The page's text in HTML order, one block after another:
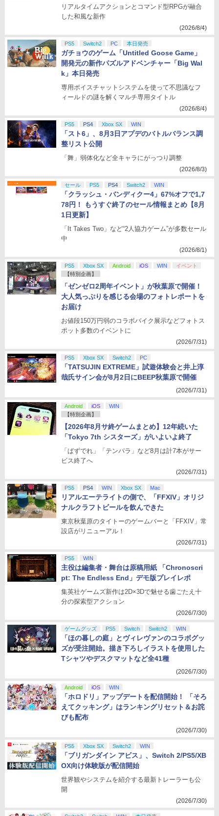
リアルタイムアクションとコマンド型RPGが融合
した和風な新作
(2026/8/4)
PS5 Switch2 PC 本日発売
ガチョウのゲーム「Untitled Goose Game」
開発元の新作パズルアドベンチャー「Big Wal
k」本日発売
専用ボイスチャットシステムを使って不思議なフ
ィールドの謎を解くマルチ専用タイトル
(2026/8/4)
PS5 PS4 Xbox SX WIN
「スト6」、8月3日アプデのバトルバランス調
整リスト公開
「舞」弱体化など全キャラにがっつり調整
(2026/8/3)
セール PS5 PS4 Switch2 WIN
「クラッシュ・バンディクー4」67%オフで1,7
78円！ もうすぐ終了のセール情報まとめ【8月
1日更新】
「It Takes Two」など“2人協力ゲーム”が多数セール
中
(2026/8/1)
PS5 Xbox SX Android iOS WIN
イベント
【特別企画】
「ゼンゼロ2周年イベント」が秋葉原で開催！
大人気っぷりを感じる会場のフォトレポートを
お届け
お値段150万円弱のコラボバイク展示などフォトス
ポット多数のイベントに
(2026/7/31)
PS5 Xbox SX Switch2 PC
「TATSUJIN EXTREME」試遊体験会と井上淳
哉氏サイン会が8月2日にBEEP秋葉原で開催
(2026/7/31)
Android iOS
WIN
【特別企画】
【2026年8月サ終ゲームまとめ】12年続いた
「Tokyo 7th シスターズ」がいよいよ終了
「ぱずでれ」「テンパラ」など8月は計7本がサー
ビス終了へ
(2026/7/31)
PS5 PS4 WIN Xbox SX Mac
リアルエーテライトの側で、「FFXIV」オリジ
ナルクラフトビールを飲んできた
東京秋葉原のタイトーのゲームバーと「FFXIV」常
設店がリニューアル！
(2026/7/31)
PS5 WIN
主役は編集者・舞台は原稿用紙 「Chronoscri
pt: The Endless End」デモ版プレイレポ
集英社ゲームズ新作は2D×3Dで魅せる歯ごたえ十
分の探索型アクション
(2026/7/30)
ゲームグッズ PS5 Switch Switch2 WIN
「ほの暮しの庭」とヴィレヴァンのコラボグッ
ズが受注開始。描き下ろしイラストを使用した
Tシャツやデスクマットなど全41種
(2026/7/30)
Android iOS WIN
「ホロドリ」アップデートを配信開始！ 「そろ
えてクッキング」はランキングリセット＆お詫
びも配布
(2026/7/30)
PS5 Xbox SX Switch2 WIN
「ブリガンダイン アビス」、Switch 2/PS5/XB
OX向け体験版が配信開始
世界観やシステムを紹介する最新トレーラーも公
開
(2026/7/30)